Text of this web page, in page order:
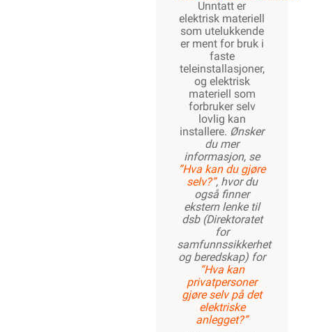
Unntatt er
elektrisk materiell
som utelukkende
er ment for bruk i
faste
teleinstallasjoner,
og elektrisk
materiell som
forbruker selv
lovlig kan
installere. Ønsker
du mer
informasjon, se
”Hva kan du gjøre
selv?”, hvor du
også finner
ekstern lenke til
dsb (Direktoratet
for
samfunnssikkerhet
og beredskap) for
“Hva kan
privatpersoner
gjøre selv på det
elektriske
anlegget?”